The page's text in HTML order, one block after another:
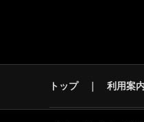
トップ 利用案